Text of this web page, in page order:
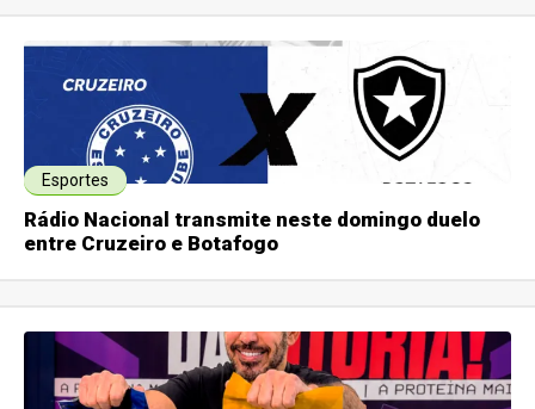
Esportes
Rádio Nacional transmite neste domingo duelo
entre Cruzeiro e Botafogo